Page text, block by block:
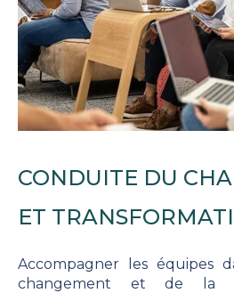
CONDUITE DU
ET
Accompagner les équipes
changement et de la